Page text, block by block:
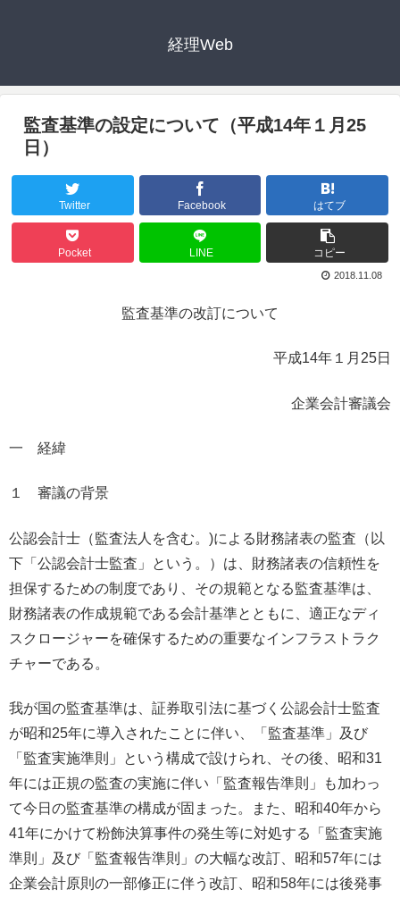
経理Web
監査基準の設定について（平成14年１月25
日）
Twitter Facebook はてブ
Pocket LINE コピー
2018.11.08
監査基準の改訂について
平成14年１月25日
企業会計審議会
一 経緯
１ 審議の背景
公認会計士（監査法人を含む。)による財務諸表の監査（以
下「公認会計士監査」という。）は、財務諸表の信頼性を
担保するための制度であり、その規範となる監査基準は、
財務諸表の作成規範である会計基準とともに、適正なディ
スクロージャーを確保するための重要なインフラストラク
チャーである。
我が国の監査基準は、証券取引法に基づく公認会計士監査
が昭和25年に導入されたことに伴い、「監査基準」及び
「監査実施準則」という構成で設けられ、その後、昭和31
年には正規の監査の実施に伴い「監査報告準則」も加わっ
て今日の監査基準の構成が固まった。また、昭和40年から
41年にかけて粉飾決算事件の発生等に対処する「監査実施
準則」及び「監査報告準則」の大幅な改訂、昭和57年には
企業会計原則の一部修正に伴う改訂、昭和58年には後発事